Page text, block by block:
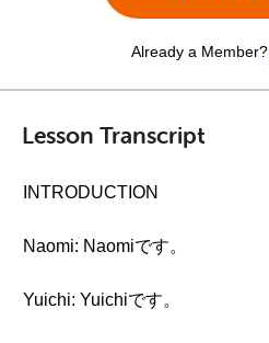
Already a Member?
Lesson Transcript
INTRODUCTION
Naomi: Naomiです。
Yuichi: Yuichiです。